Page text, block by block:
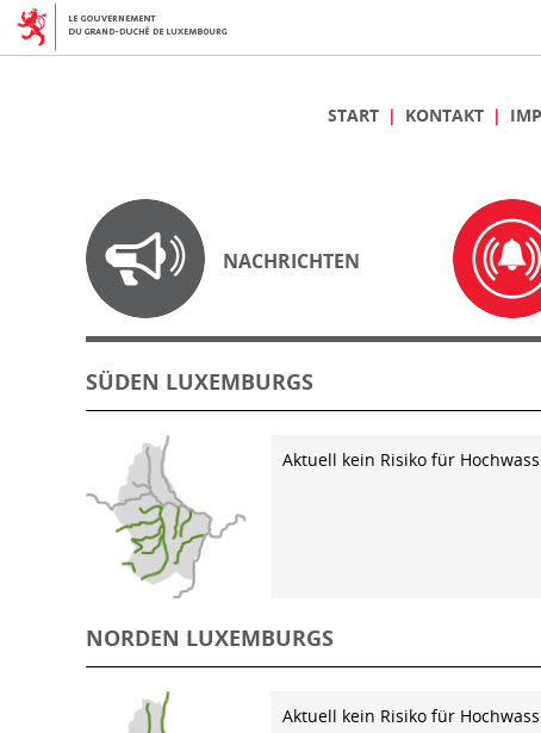
START KONTAKT
NACHRICHTEN
SÜDEN LUXEMBURGS
Aktuell kein Risiko für
NORDEN LUXEMBURGS
Aktuell kein Risiko für